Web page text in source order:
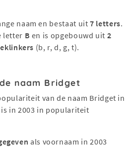
naam en bestaat uit7 letters.
letter B en is opgebouwd uit 2
(b, r, d, g, t).
naam Bridget
van de naam Bridget in
is in 2003 in populariteit
als voornaam in 2003